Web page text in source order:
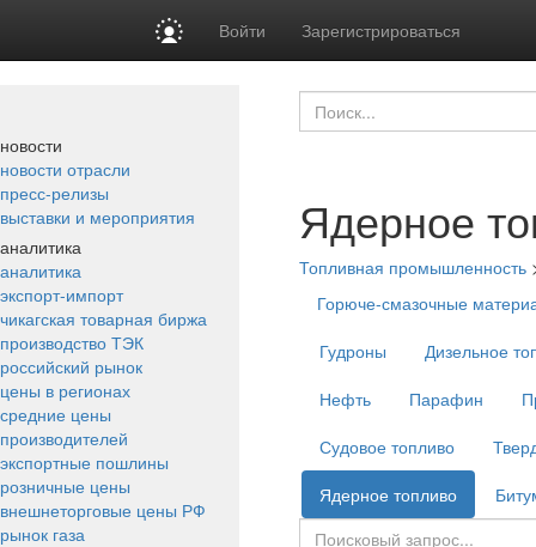
Войти Зарегистрироваться
новости
новости отрасли
пресс-релизы
выставки и мероприятия
аналитика
аналитика
экспорт-импорт
чикагская товарная биржа
производство ТЭК
российский рынок
цены в регионах
средние цены
производителей
экспортные пошлины
розничные цены
внешнеторговые цены РФ
рынок газа
Ядерное
Топливная промышленность
Горюче-смазочные
Гудроны
Дизельное
Нефть
Парафин
Судовое топливо
Ядерное топливо